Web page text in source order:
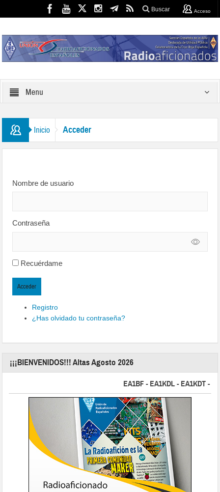
Buscar Acceso
Menu
Inicio Acceder
Nombre de usuario
Contraseña
Recuérdame
Acceder
Registro
¿Has olvidado tu contraseña?
¡¡¡BIENVENIDOS!!! Altas Agosto 2026
EA1BF - EA1KDL - EA1KDT -